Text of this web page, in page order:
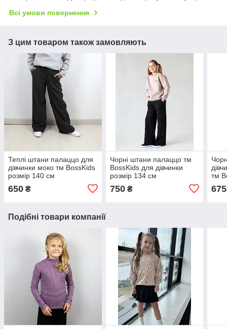
Всі умови повернення
З цим товаром також замовляють
Теплі штани палаццо для
дівчинки моко тм BossKids
розмір 140 см
650 ₴
Чорні штани палаццо тм
BossKids для дівчинки
розмір 134 см
750₴
тм
675
Подібні товари компанії